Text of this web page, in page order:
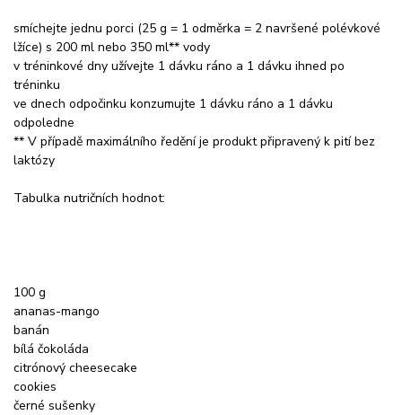
smíchejte jednu porci (25 g = 1 odměrka = 2 navršené polévkové
lžíce) s 200 ml nebo 350 ml** vody
v tréninkové dny užívejte 1 dávku ráno a 1 dávku ihned po
tréninku
ve dnech odpočinku konzumujte 1 dávku ráno a 1 dávku
odpoledne
** V případě maximálního ředění je produkt připravený k pití bez
laktózy
Tabulka nutričních hodnot:
100 g
ananas-mango
banán
bílá čokoláda
citrónový cheesecake
cookies
černé sušenky